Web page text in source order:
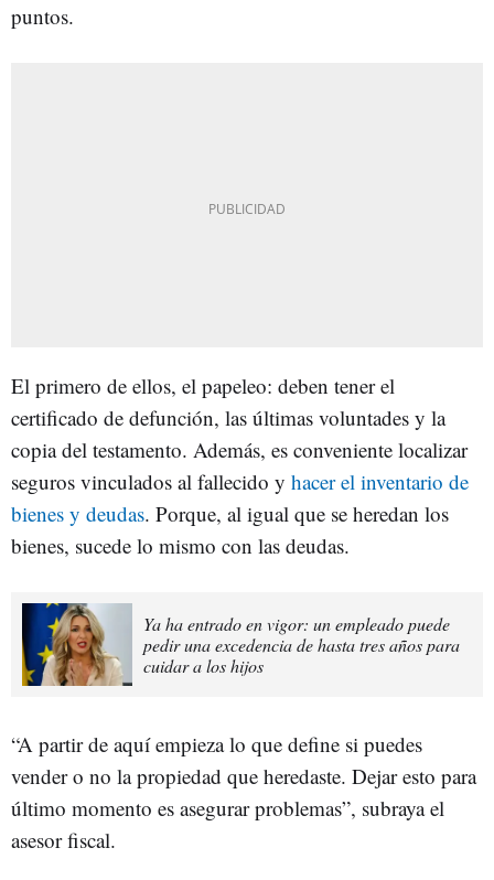
puntos.
El primero de ellos, el papeleo: deben tener el
certificado de defunción, las últimas voluntades y la
copia del testamento. Además, es conveniente localizar
seguros vinculados al fallecido y hacer el inventario de
bienes y deudas. Porque, al igual que se heredan los
bienes, sucede lo mismo con las deudas.
Ya ha entrado en vigor: un empleado puede
pedir una excedencia de hasta tres años para
cuidar a los hijos
“A partir de aquí empieza lo que define si puedes
vender o no la propiedad que heredaste. Dejar esto para
último momento es asegurar problemas”, subraya el
asesor fiscal.